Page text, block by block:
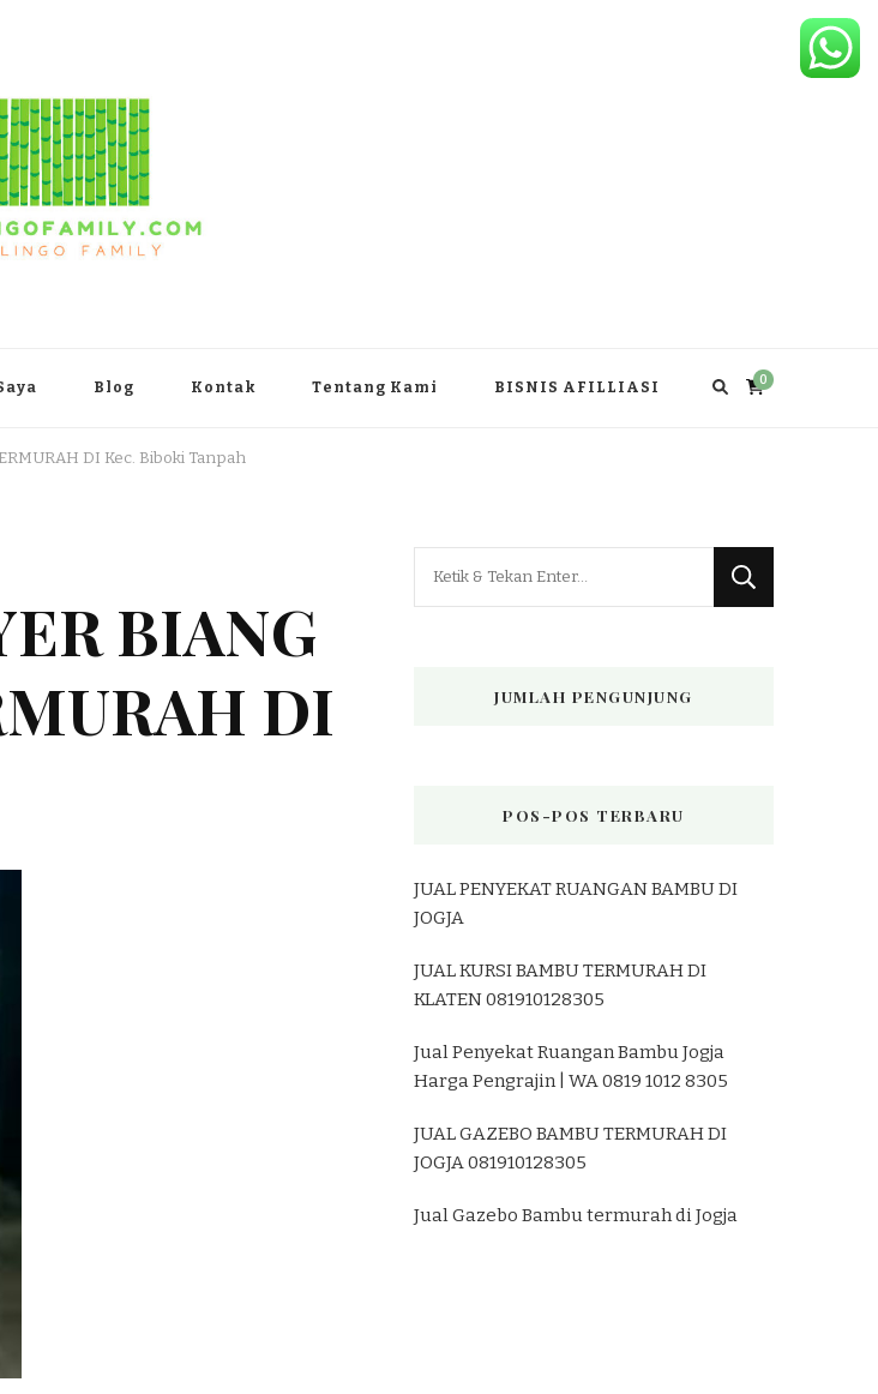
Blog Kontak Tentang Kami BISNIS AFILLIASI 0
DI Kec. Biboki Tanpah
BIANG
DI
JUMLAH PENGUNJUNG
POS-POS TERBARU
JUAL PENYEKAT RUANGAN BAMBU DI
JOGJA
JUAL KURSI BAMBU TERMURAH DI
KLATEN 081910128305
Jual Penyekat Ruangan Bambu Jogja
Harga Pengrajin | WA 0819 1012 8305
JUAL GAZEBO BAMBU TERMURAH DI
JOGJA 081910128305
Jual Gazebo Bambu termurah di Jogja